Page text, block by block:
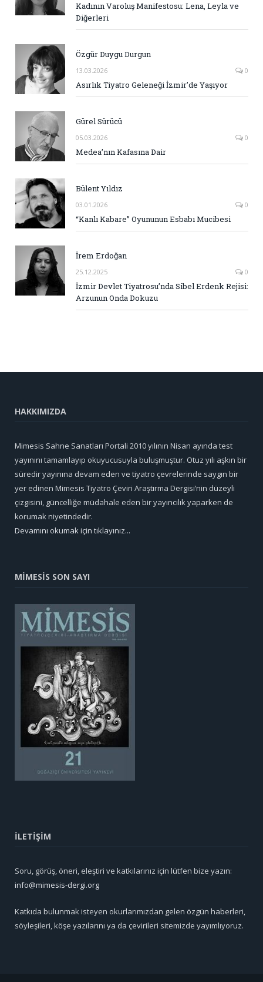
Kadının Varoluş Manifestosu: Lena, Leyla ve
Diğerleri
Özgür Duygu Durgun
13.03.2026 0
Asırlık Tiyatro Geleneği İzmir’de Yaşıyor
Gürel Sürücü
05.03.2026 0
Medea’nın Kafasına Dair
Bülent Yıldız
03.01.2026 0
“Kanlı Kabare” Oyununun Esbabı Mucibesi
İrem Erdoğan
25.12.2025 0
İzmir Devlet Tiyatrosu’nda Sibel Erdenk Rejisi:
Arzunun Onda Dokuzu
HAKKIMIZDA
Mimesis Sahne Sanatları Portali 2010 yılının Nisan ayında test
yayınını tamamlayıp okuyucusuyla buluşmuştur. Otuz yılı aşkın bir
süredir yayınına devam eden ve tiyatro çevrelerinde saygın bir
yer edinen Mimesis Tiyatro Çeviri Araştırma Dergisi’nin düzeyli
çizgisini, güncelliğe müdahale eden bir yayıncılık yaparken de
korumak niyetindedir.
Devamını okumak için tıklayınız...
MİMESİS SON SAYI
İLETİŞİM
Soru, görüş, öneri, eleştiri ve katkılarınız için lütfen bize yazın:
info@mimesis-dergi.org
Katkıda bulunmak isteyen okurlarımızdan gelen özgün haberleri,
söyleşileri, köşe yazılarını ya da çevirileri sitemizde yayımlıyoruz.